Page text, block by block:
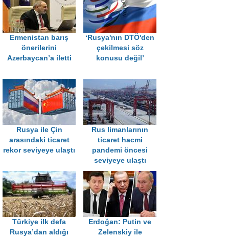
Ermenistan barış
önerilerini
Azerbaycan’a iletti
‘Rusya'nın DTÖ'den
çekilmesi söz
konusu değil’
Rusya ile Çin
arasındaki ticaret
rekor seviyeye ulaştı
Rus limanlarının
ticaret hacmi
pandemi öncesi
seviyeye ulaştı
Türkiye ilk defa
Rusya’dan aldığı
Erdoğan: Putin ve
Zelenskiy ile